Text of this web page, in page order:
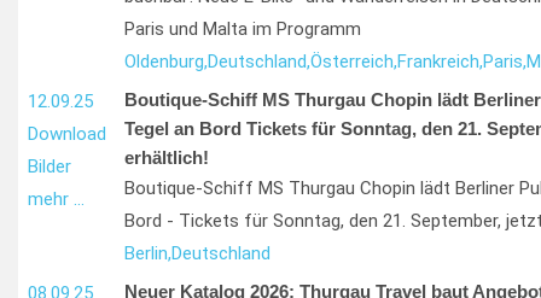
Paris und Malta im Programm
Oldenburg,Deutschland,Österreich,Frankreich,Paris,
12.09.25
Download
Bilder
mehr …
Boutique-Schiff MS Thurgau Chopin lädt
Tegel an Bord Tickets für Sonntag, den 21.
erhältlich!
Boutique-Schiff MS Thurgau Chopin lädt Berliner
Bord - Tickets für Sonntag, den 21. September,
Berlin,Deutschland
08.09.25
Neuer Katalog 2026: Thurgau Travel baut